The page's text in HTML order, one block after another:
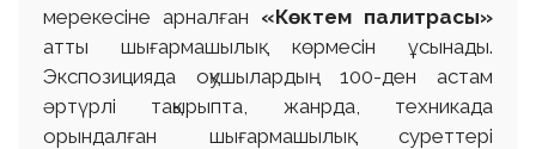
мерекесіне арналған «Көктем палитрасы»
атты шығармашылық көрмесін ұсынады.
Экспозицияда оқушылардың 100-ден астам
әртүрлі тақырыпта, жанрда, техникада
орындалған шығармашылық суреттері